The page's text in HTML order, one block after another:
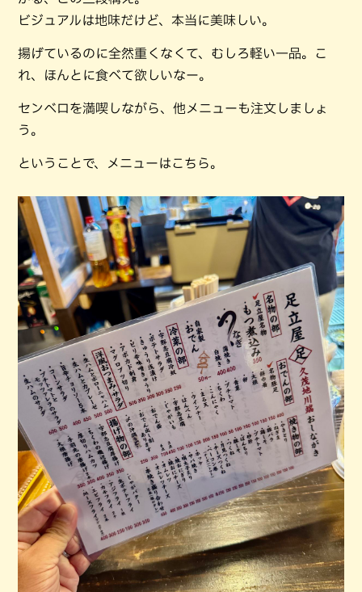
ビジュアルは地味だけど、本当に美味しい。
揚げているのに全然重くなくて、むしろ軽い一品。こ
れ、ほんとに食べて欲しいなー。
センベロを満喫しながら、他メニューも注文しましょ
う。
ということで、メニューはこちら。